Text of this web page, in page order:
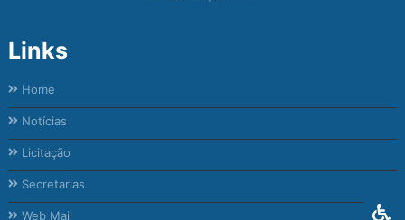
Links
Home
Notícias
Licitação
Secretarias
Web Mail